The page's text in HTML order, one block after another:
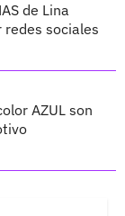
de Lina
redes sociales
AZUL son